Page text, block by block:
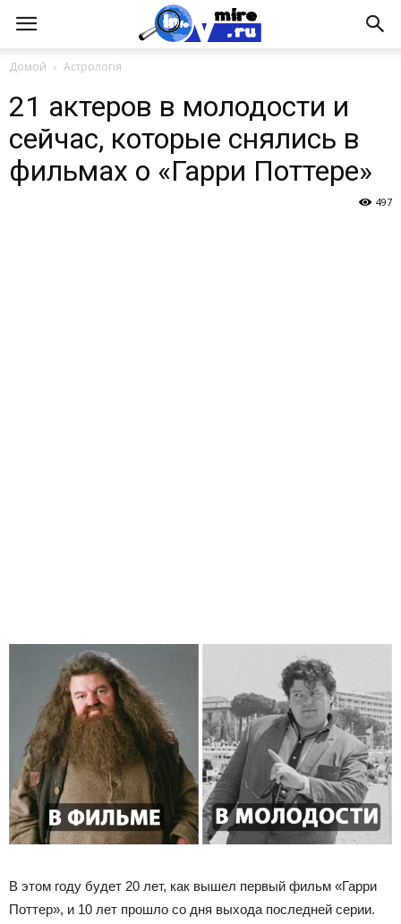
Домой Астрологія
21 актеров в молодости и
сейчас, которые снялись в
фильмах о «Гарри Поттере»
497
В этом году будет 20 лет, как вышел первый фильм «Гарри
Поттер», и 10 лет прошло со дня выхода последней серии.